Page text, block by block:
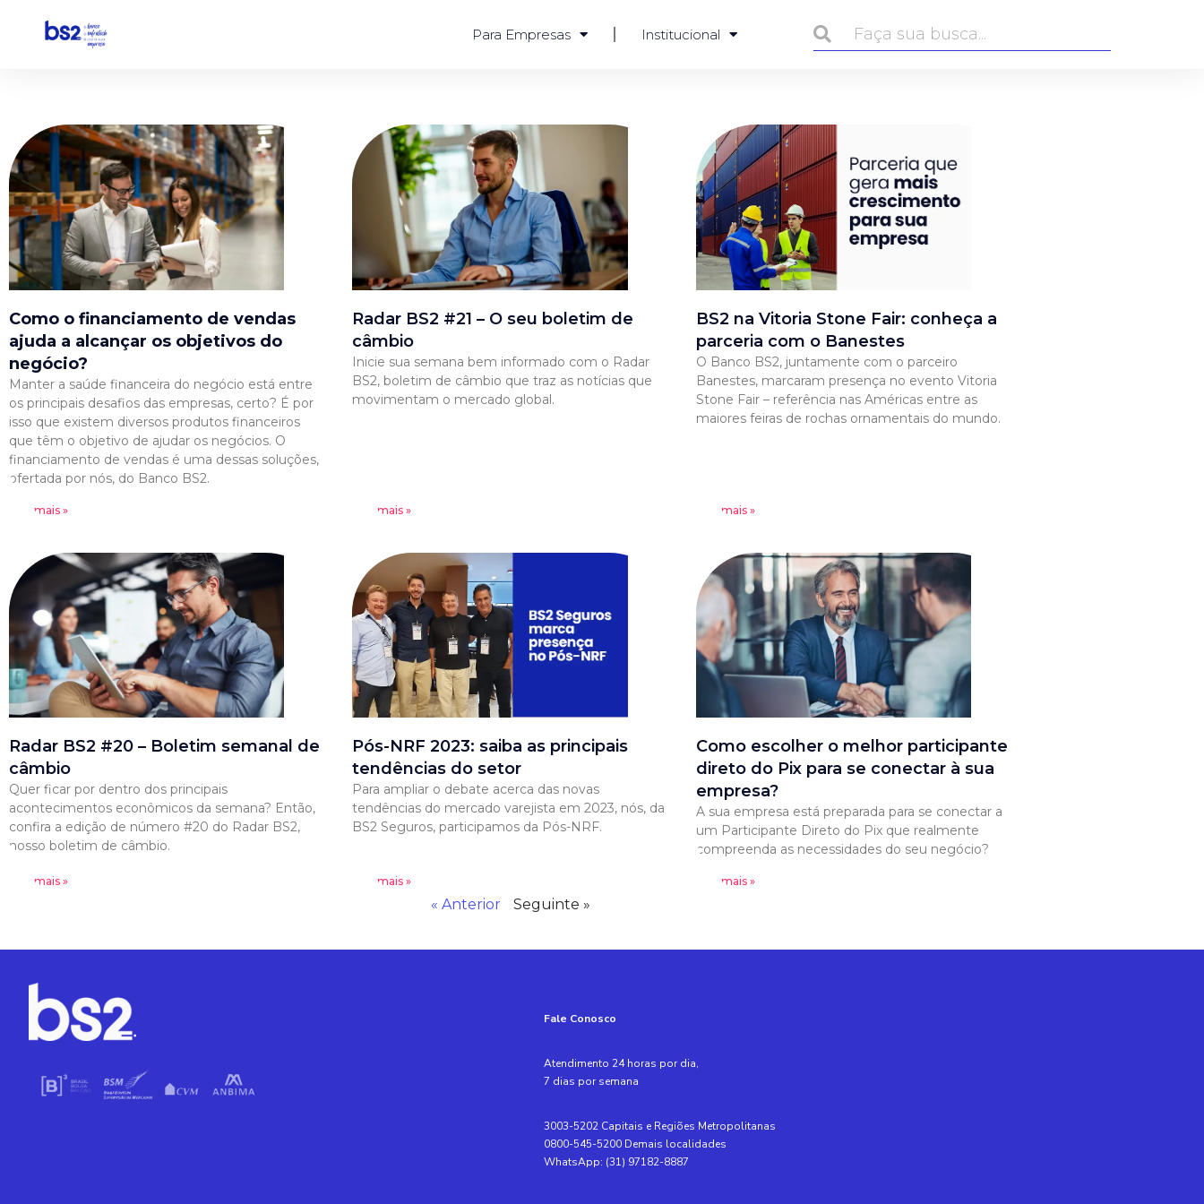
conteúdo
Para Empresas Institucional
Como o financiamento de vendas
ajuda a alcançar os objetivos do
negócio?
Manter a saúde financeira do negócio está entre
os principais desafios das empresas, certo? É por
isso que existem diversos produtos financeiros
que têm o objetivo de ajudar os negócios. O
financiamento de vendas é uma dessas soluções,
ofertada por nós, do Banco BS2.
Leia mais »
Radar BS2 #21 – O seu boletim de
câmbio
Inicie sua semana bem informado com o Radar
BS2, boletim de câmbio que traz as notícias que
movimentam o mercado global.
Leia mais »
BS2 na Vitoria Stone Fair: conheça a
parceria com o Banestes
O Banco BS2, juntamente com o parceiro
Banestes, marcaram presença no evento Vitoria
Stone Fair – referência nas Américas entre as
maiores feiras de rochas ornamentais do mundo.
Leia mais »
Radar BS2 #20 – Boletim semanal de
câmbio
Quer ficar por dentro dos principais
acontecimentos econômicos da semana? Então,
confira a edição de número #20 do Radar BS2,
nosso boletim de câmbio.
Leia mais »
Pós-NRF 2023: saiba as principais
tendências do setor
Para ampliar o debate acerca das novas
tendências do mercado varejista em 2023, nós, da
BS2 Seguros, participamos da Pós-NRF.
Leia mais »
Como escolher o melhor participante
direto do Pix para se conectar à sua
empresa?
A sua empresa está preparada para se conectar a
um Participante Direto do Pix que realmente
compreenda as necessidades do seu negócio?
Leia mais »
« Anterior Seguinte »
Fale Conosco
Atendimento 24 horas por dia,
7 dias por semana
3003-5202 Capitais e Regiões Metropolitanas
0800-545-5200 Demais localidades
WhatsApp: (31) 97182-8887